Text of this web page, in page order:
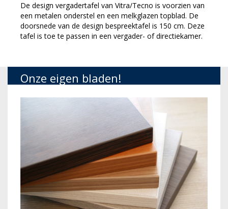
De design vergadertafel van Vitra/Tecno is voorzien van
een metalen onderstel en een melkglazen topblad. De
doorsnede van de design bespreektafel is 150 cm. Deze
tafel is toe te passen in een vergader- of directiekamer.
Onze eigen bladen!